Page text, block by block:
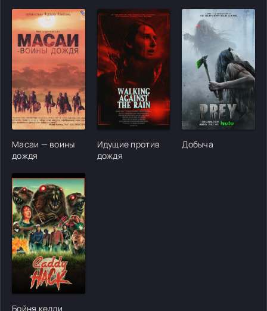
[/xfgiven_cvh_poster_urlcvh_poster_url]
Масаи — воины
дождя
[/xfgiven_cvh_poster_urlcvh_poster_url]
Идущие против
дождя
[/
Добыча
[/xfgiven_cvh_poster_urlcvh_poster_url]
Бойня кедди